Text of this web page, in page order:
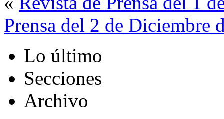
Prensa del 2 de Diciembre
Lo último
Secciones
Archivo